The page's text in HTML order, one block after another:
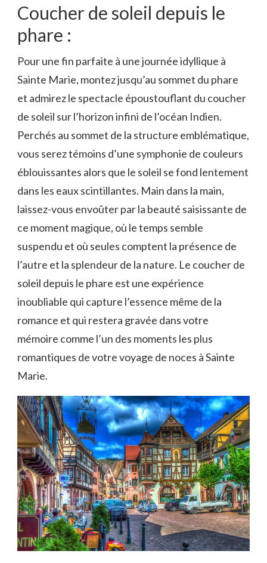
Coucher de soleil depuis le
phare :
Pour une fin parfaite à une journée idyllique à
Sainte Marie, montez jusqu’au sommet du phare
et admirez le spectacle époustouflant du coucher
de soleil sur l’horizon infini de l’océan Indien.
Perchés au sommet de la structure emblématique,
vous serez témoins d’une symphonie de couleurs
éblouissantes alors que le soleil se fond lentement
dans les eaux scintillantes. Main dans la main,
laissez-vous envoûter par la beauté saisissante de
ce moment magique, où le temps semble
suspendu et où seules comptent la présence de
l’autre et la splendeur de la nature. Le coucher de
soleil depuis le phare est une expérience
inoubliable qui capture l’essence même de la
romance et qui restera gravée dans votre
mémoire comme l’un des moments les plus
romantiques de votre voyage de noces à Sainte
Marie.